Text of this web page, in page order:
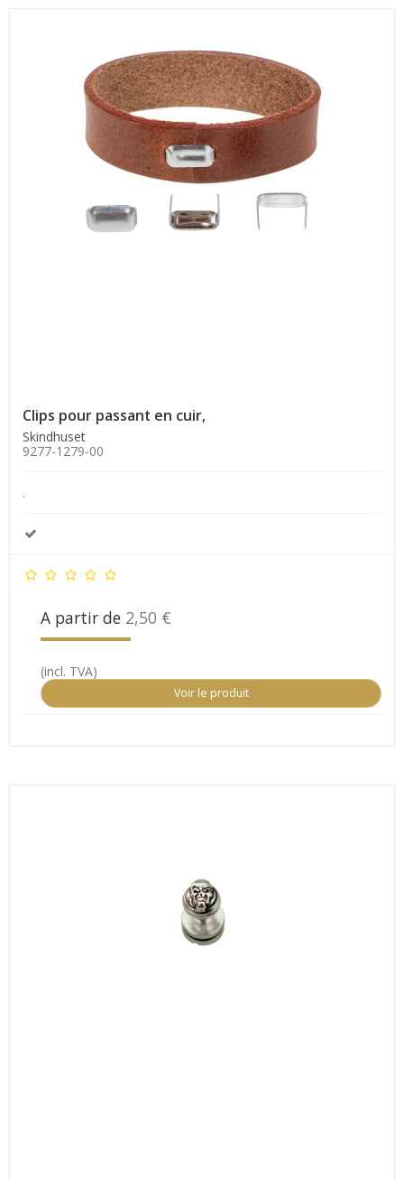
Clips pour passant en cuir,
Skindhuset
9277-1279-00
.
A partir de 2,50 €
(incl. TVA)
Voir le produit